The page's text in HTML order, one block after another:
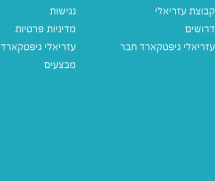
נגישות
מדיניות פרטיות
עזריאלי גיפטקארד
מבצעים
קבוצת עזריאלי
דרושים